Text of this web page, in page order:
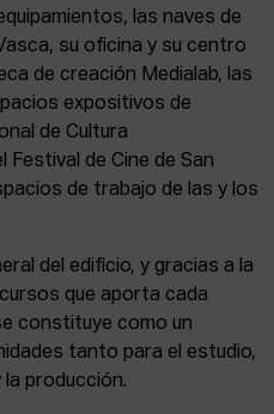
las naves de
su oficina y su centro
de creación Medialab, las
expositivos de
de Cultura
Festival de Cine de San
de trabajo de las y los
del edificio, y gracias a la
que aporta cada
constituye como un
tanto para el estudio,
producción.